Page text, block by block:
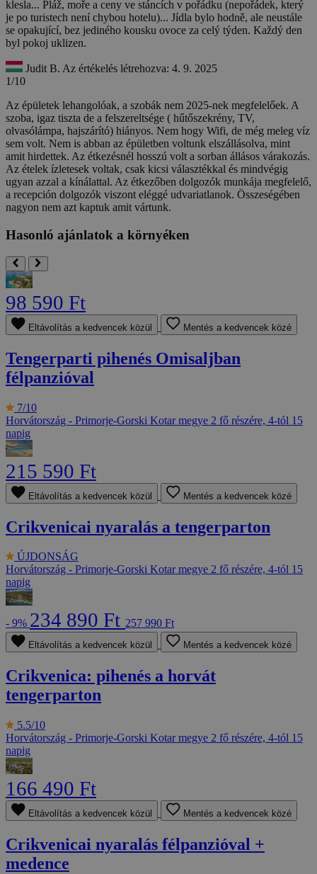
klesla... Pláž, moře a ceny ve stáncích v pořádku (nepořádek, který
je po turistech není chybou hotelu)... Jídla bylo hodně, ale neustále
se opakující, bez jediného kousku ovoce za celý týden. Každý den
byl pokoj uklizen.
Judit B. Az értékelés létrehozva: 4. 9. 2025
1/10
Az épületek lehangolóak, a szobák nem 2025-nek megfelelőek. A
szoba, igaz tiszta de a felszereltsége ( hűtőszekrény, TV,
olvasólámpa, hajszárító) hiányos. Nem hogy Wifi, de még meleg víz
sem volt. Nem is abban az épületben voltunk elszállásolva, mint
amit hirdettek. Az étkezésnél hosszú volt a sorban állásos várakozás.
Az ételek ízletesek voltak, csak kicsi választékkal és mindvégig
ugyan azzal a kínálattal. Az étkezőben dolgozók munkája megfelelő,
a recepción dolgozók viszont eléggé udvariatlanok. Összeségében
nagyon nem azt kaptuk amit vártunk.
Hasonló ajánlatok a környéken
98 590 Ft
Eltávolítás a kedvencek közül Mentés a kedvencek közé
Tengerparti pihenés Omisaljban
félpanzióval
7/10
Horvátország - Primorje-Gorski Kotar megye 2 fő részére, 4-tól 15
napig
215 590 Ft
Eltávolítás a kedvencek közül Mentés a kedvencek közé
Crikvenicai nyaralás a tengerparton
ÚJDONSÁG
Horvátország - Primorje-Gorski Kotar megye 2 fő részére, 4-tól 15
napig
- 9% 234 890 Ft 257 990 Ft
Eltávolítás a kedvencek közül Mentés a kedvencek közé
Crikvenica: pihenés a horvát
tengerparton
5.5/10
Horvátország - Primorje-Gorski Kotar megye 2 fő részére, 4-tól 15
napig
166 490 Ft
Eltávolítás a kedvencek közül Mentés a kedvencek közé
Crikvenicai nyaralás félpanzióval +
medence